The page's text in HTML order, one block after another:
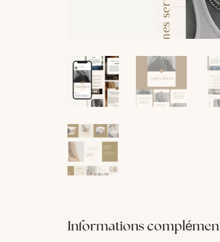
Informations